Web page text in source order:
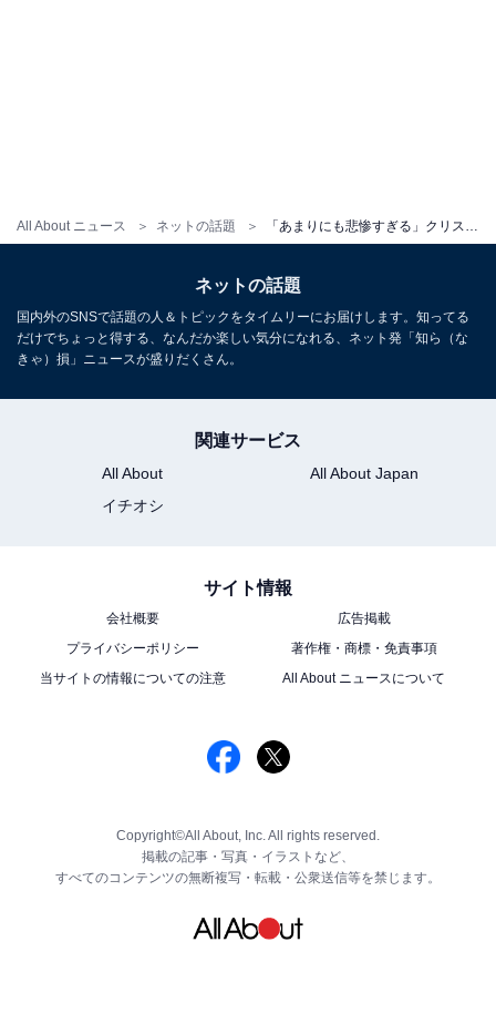
All About ニュース ネットの話題
ネットの話題
国内外のSNSで話題の人＆トピックをタイムリーにお届けします。知ってる
だけでちょっと得する、なんだか楽しい気分になれる、ネット発「知ら（な
きゃ）損」ニュースが盛りだくさん。
関連サービス
All About
All About Japan
イチオシ
サイト情報
会社概要
広告掲載
プライバシーポリシー
著作権・商標・免責事項
当サイトの情報についての注意
All About ニュースについて
Copyright©All About, Inc. All rights reserved.
掲載の記事・写真・イラストなど、
すべてのコンテンツの無断複写・転載・公衆送信等を禁じます。